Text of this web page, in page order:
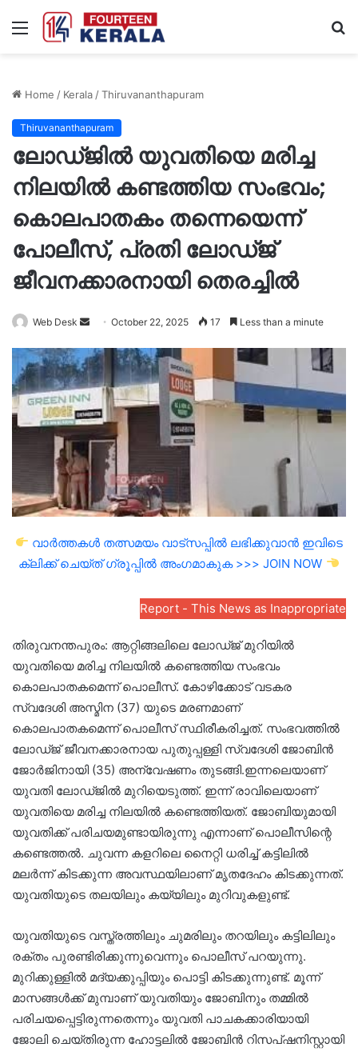
Menu
Home / Kerala/Thiruvananthapuram
Thiruvananthapuram
ലോഡ്ജിൽ യുവതിയെ മരിച്ച
നിലയിൽ കണ്ടത്തിയ സംഭവം;
കൊലപാതകം തന്നെയെന്ന്
പോലീസ്, പ്രതി ലോഡ്ജ്
ജീവനക്കാരനായി തെരച്ചിൽ
Web Desk
Send
email
October 22, 2025 17 Less than a minute
വാർത്തകൾ തത്സമയം വാട്സപ്പിൽ ലഭിക്കുവാൻ ഇവിടെ
ക്ലിക്ക് ചെയ്ത് ഗ്രൂപ്പിൽ അംഗമാകുക >>> JOIN NOW
Report - This News as Inappropriate
തിരുവനന്തപുരം: ആറ്റിങ്ങലിലെ ലോഡ്ജ് മുറിയിൽ
യുവതിയെ മരിച്ച നിലയിൽ കണ്ടെത്തിയ സംഭവം
കൊലപാതകമെന്ന് പൊലീസ്. കോഴിക്കോട് വടകര
സ്വദേശി അസ്മിന (37) യുടെ മരണമാണ്
കൊലപാതകമെന്ന് പൊലീസ് സ്ഥിരീകരിച്ചത്. സംഭവത്തിൽ
ലോഡ്ജ് ജീവനക്കാരനായ പുതുപ്പള്ളി സ്വദേശി ജോബിൻ
ജോർജിനായി (35) അന്വേഷണം തുടങ്ങി.ഇന്നലെയാണ്
യുവതി ലോഡ്ജിൽ മുറിയെടുത്ത്. ഇന്ന് രാവിലെയാണ്
യുവതിയെ മരിച്ച നിലയിൽ കണ്ടെത്തിയത്. ജോബിയുമായി
യുവതിക്ക് പരിചയമുണ്ടായിരുന്നു എന്നാണ് പൊലീസിന്റെ
കണ്ടെത്തൽ. ചുവന്ന കളറിലെ നൈറ്റി ധരിച്ച് കട്ടിലിൽ
മലർന്ന് കിടക്കുന്ന അവസ്ഥയിലാണ് മൃതദേഹം കിടക്കുന്നത്.
യുവതിയുടെ തലയിലും കയ്യിലും മുറിവുകളുണ്ട്.
യുവതിയുടെ വസ്ത്രത്തിലും ചുമരിലും തറയിലും കട്ടിലിലും
രക്തം പുരണ്ടിരിക്കുന്നുവെന്നും പൊലീസ് പറയുന്നു.
മുറിക്കുള്ളിൽ മദ്യക്കുപ്പിയും പൊട്ടി കിടക്കുന്നുണ്ട്. മൂന്ന്
മാസങ്ങൾക്ക് മുമ്പാണ് യുവതിയും ജോബിനും തമ്മിൽ
പരിചയപ്പെട്ടിരുന്നതെന്നും യുവതി പാചകക്കാരിയായി
ജോലി ചെയ്തിരുന്ന ഹോട്ടലിൽ ജോബിൻ റിസപ്ഷനിസ്റ്റായി